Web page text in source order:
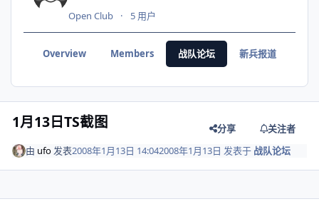
Open Club 5 用户
Overview Members 战队论坛 新兵报道
1月13日TS截图 分享
关注者
由 ufo 发表2008年1月13日 14:042008年1月13日 发表于 战队论坛